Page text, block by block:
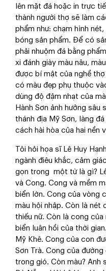
lên mặt đá hoặc in trực
thành người thợ sẽ làm
phẩm như: chạm hình
bóng sản phẩm. Để có
phải nhuộm đá bằng
xi đánh giày màu nâu,
được bí mật của nghề
có màu đẹp phụ thuộc
dùng độ đậm nhạt của
Hành Sơn ảnh hưởng sâu
thánh địa Mỹ Sơn, làng
cách hài hòa của hai nền
Tôi hỏi họa sĩ Lê Huy
ngành điêu khắc, cảm
gọn trong một từ là gì?
và Cong. Cong và mềm
biển lớn. Cong của vòng
màu hội nhập. Còn là nét
thiếu nữ. Còn là cong của
biển luân hồi của thời
Mỹ Khê. Cong của con
Sơn Trà. Cong của
trong gió. Còn màu? Anh